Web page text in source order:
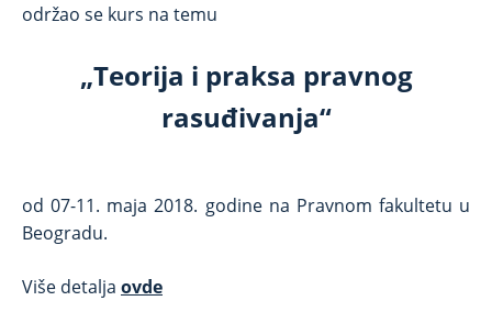
održao se kurs na temu
„Teorija i praksa pravnog
rasuđivanja“
od 07-11. maja 2018. godine na Pravnom fakultetu u
Beogradu.
Više detalja ovde